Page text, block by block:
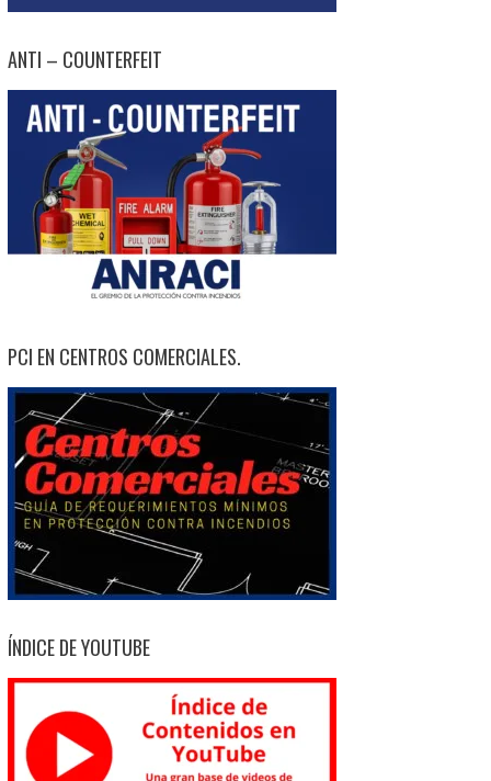
ANTI – COUNTERFEIT
PCI EN CENTROS COMERCIALES.
ÍNDICE DE YOUTUBE